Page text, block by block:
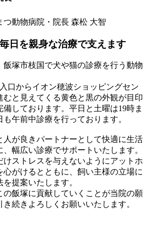
日を親身な治療で支えます
飯塚市枝国で犬や猫の診療を行う動物
口からイオン穂波ショッピングセン
むと見えてくる黄色と黒の外観が目印
備しております。平日と土曜は19時ま
午前中診療を行っております。
人が良きパートナーとして快適に生活
幅広い診療でサポートいたします。
けストレスを与えないようにアットホ
心がけるとともに、飼い主様の立場に
提案いたします。
の飯塚に貢献していくことが当院の願
続きよろしくお願いいたします。